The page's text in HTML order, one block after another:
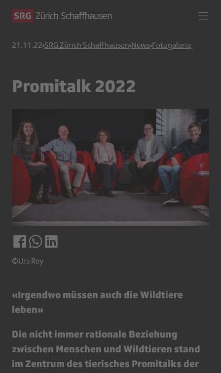
21.11.22 SRG Zürich Schaffhausen News Fotogalerie
Promitalk 2022
©Urs Rey
«Irgendwo müssen auch die Wildtiere
leben»
Die nicht immer rationale Beziehung
zwischen Menschen und Wildtieren stand
im Zentrum des tierisches Promitalks der